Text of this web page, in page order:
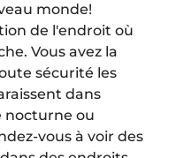
monde!
de l'endroit où
Vous avez la
sécurité les
dans
nocturne ou
vous à voir des